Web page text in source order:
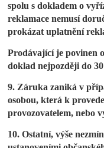
spolu s dokladem o
reklamace nemusí
prokázat uplatnění
Prodávající je povinen
doklad nejpozději do
9. Záruka zaniká v
osobou, která k
provozovatelem, nebo
10. Ostatní, výše